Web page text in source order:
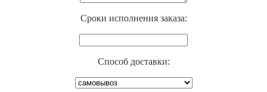
Cроки исполнения заказа:
Способ доставки: